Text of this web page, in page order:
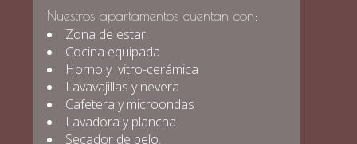
Nuestros apartamentos cuentan con:
Zona de estar.
Cocina equipada
Horno y vitro-cerámica
Lavavajillas y nevera
Cafetera y microondas
Lavadora y plancha
Secador de pelo.